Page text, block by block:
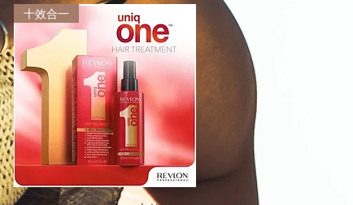
十效合一